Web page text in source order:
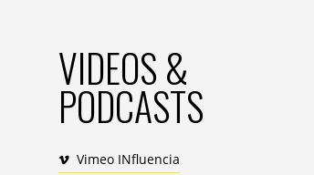
VIDEOS &
PODCASTS
Vimeo INfluencia